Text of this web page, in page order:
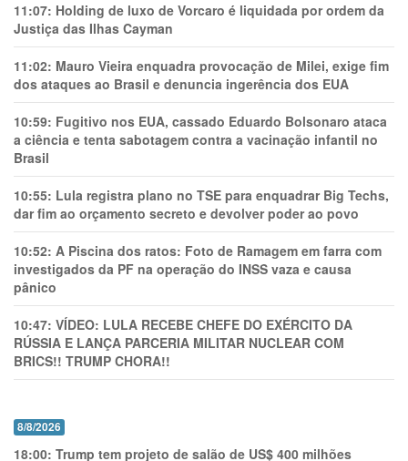
11:07: Holding de luxo de Vorcaro é liquidada por ordem da
Justiça das Ilhas Cayman
11:02: Mauro Vieira enquadra provocação de Milei, exige fim
dos ataques ao Brasil e denuncia ingerência dos EUA
10:59: Fugitivo nos EUA, cassado Eduardo Bolsonaro ataca
a ciência e tenta sabotagem contra a vacinação infantil no
Brasil
10:55: Lula registra plano no TSE para enquadrar Big Techs,
dar fim ao orçamento secreto e devolver poder ao povo
10:52: A Piscina dos ratos: Foto de Ramagem em farra com
investigados da PF na operação do INSS vaza e causa
pânico
10:47: VÍDEO: LULA RECEBE CHEFE DO EXÉRCITO DA
RÚSSIA E LANÇA PARCERIA MILITAR NUCLEAR COM
BRICS!! TRUMP CHORA!!
8/8/2026
18:00: Trump tem projeto de salão de US$ 400 milhões